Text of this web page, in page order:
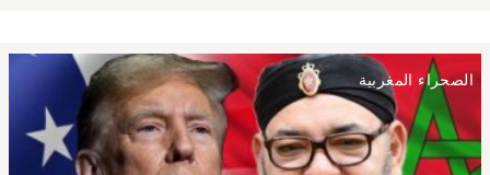
الصحراء المغربية